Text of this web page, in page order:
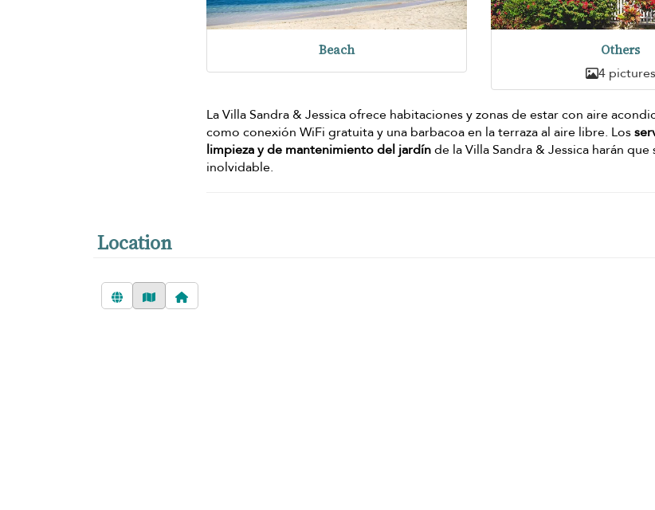
Beach Others
4 pictures
La Villa Sandra & Jessica ofrece habitaciones y zonas de estar con aire
como conexión WiFi gratuita y una barbacoa en la terraza al aire libre. Los
limpieza y de mantenimiento del jardínde la Villa Sandra & Jessica harán que
inolvidable.
Location